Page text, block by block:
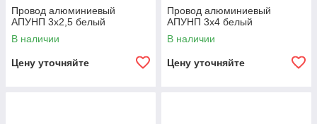
Провод алюминиевый
АПУНП 3х2,5 белый
В наличии
Цену уточняйте
Провод алюминиевый
АПУНП 3х4 белый
В наличии
Цену уточняйте